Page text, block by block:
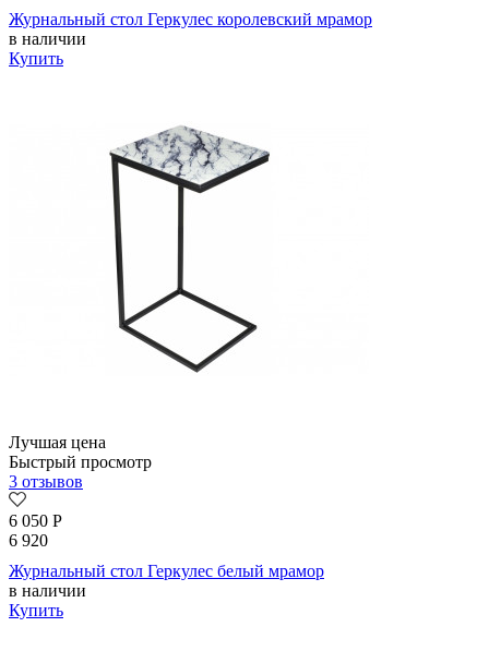
Журнальный стол Геркулес королевский мрамор
в наличии
Купить
Лучшая цена
Быстрый просмотр
3 отзывов
6 050 Р
6 920
Журнальный стол Геркулес белый мрамор
в наличии
Купить